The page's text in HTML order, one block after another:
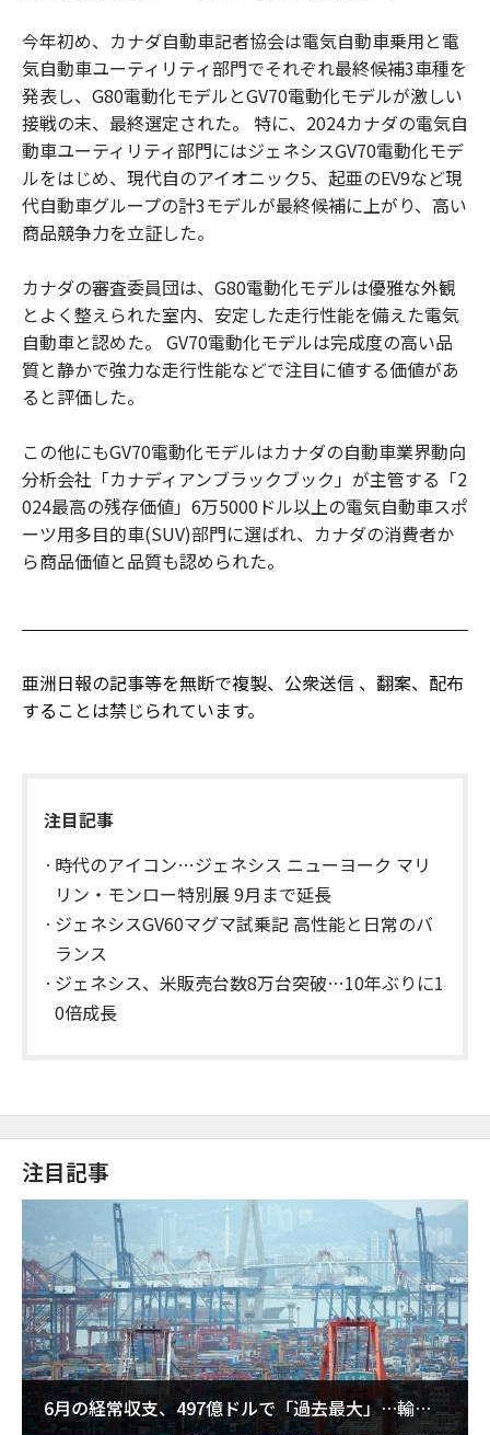
今年初め、カナダ自動車記者協会は電気自動車乗用と電
気自動車ユーティリティ部門でそれぞれ最終候補3車種を
発表し、G80電動化モデルとGV70電動化モデルが激しい
接戦の末、最終選定された。 特に、2024カナダの電気自
動車ユーティリティ部門にはジェネシスGV70電動化モデ
ルをはじめ、現代自のアイオニック5、起亜のEV9など現
代自動車グループの計3モデルが最終候補に上がり、高い
商品競争力を立証した。
カナダの審査委員団は、G80電動化モデルは優雅な外観
とよく整えられた室内、安定した走行性能を備えた電気
自動車と認めた。 GV70電動化モデルは完成度の高い品
質と静かで強力な走行性能などで注目に値する価値があ
ると評価した。
この他にもGV70電動化モデルはカナダの自動車業界動向
分析会社「カナディアンブラックブック」が主管する「2
024最高の残存価値」6万5000ドル以上の電気自動車スポ
ーツ用多目的車(SUV)部門に選ばれ、カナダの消費者か
ら商品価値と品質も認められた。
亜洲日報の記事等を無断で複製、公衆送信 、翻案、配布
することは禁じられています。
注目記事
時代のアイコン…ジェネシス ニューヨーク マリ
リン・モンロー特別展 9月まで延長
ジェネシスGV60マグマ試乗記 高性能と日常のバ
ランス
ジェネシス、米販売台数8万台突破…10年ぶりに1
0倍成長
注目記事
6月の経常収支、497億ドルで「過去最大」…輸出